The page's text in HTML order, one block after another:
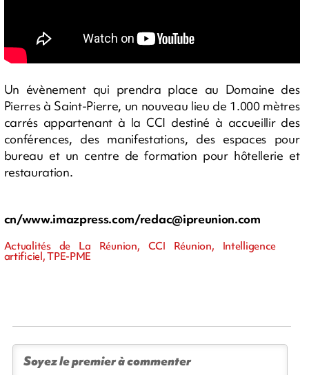
Un évènement qui prendra place au Domaine des
Pierres à Saint-Pierre, un nouveau lieu de 1.000 mètres
carrés appartenant à la CCI destiné à accueillir des
conférences, des manifestations, des espaces pour
bureau et un centre de formation pour hôtellerie et
restauration.
cn/www.imazpress.com/redac@ipreunion.com
Actualités de La Réunion, CCI Réunion, Intelligence
artificiel, TPE-PME